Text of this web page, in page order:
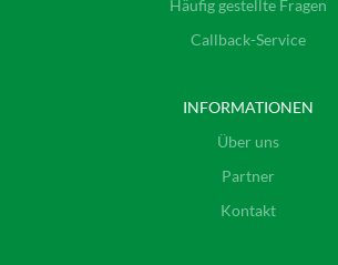
Häufig gestellte Fragen
Callback-Service
INFORMATIONEN
Über uns
Partner
Kontakt